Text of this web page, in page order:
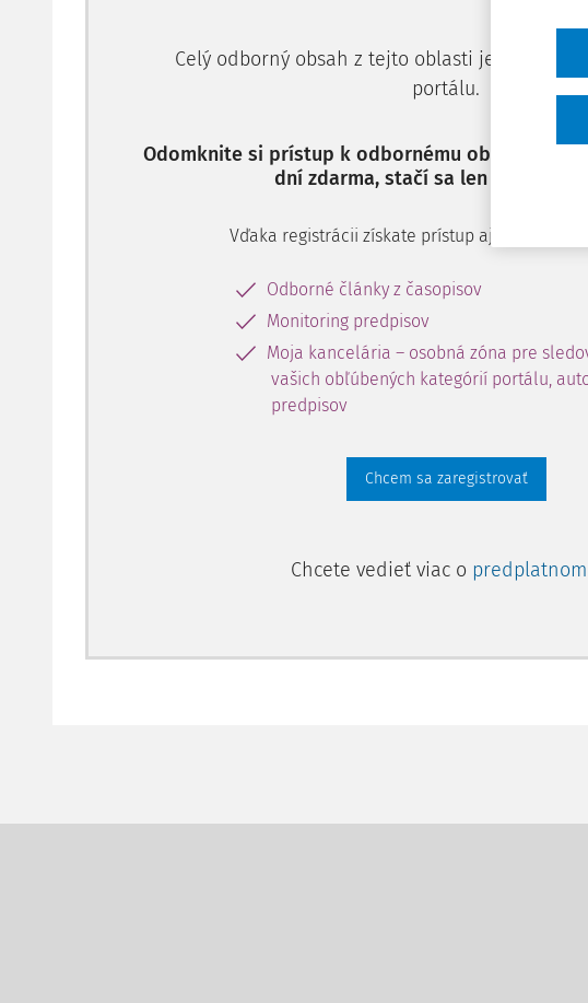
Celý odborný obsah z tejto oblasti je
portálu.
Odomknite si prístup k odbornému obsahu a
dní zdarma, stačí sa len
Vďaka registrácii získate prístup aj k
Odborné články z časopisov
Monitoring predpisov
Moja kancelária – osobná zóna pre
vašich obľúbených kategórií portálu,
predpisov
Chcem sa zaregistrovať
Chcete vedieť viac o predplatnom